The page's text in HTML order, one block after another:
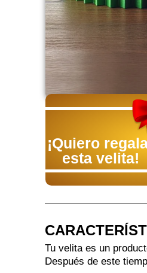
¡Quiero
esta velita!
Tu velita es un
Después de este